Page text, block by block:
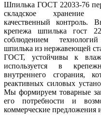
Шпилька ГОСТ 22033-76
складское хранение
качественный контроль.
крепежа шпилька гост
соблюдением
шпилька из нержавеющей
ГОСТ, устойчивы к
используется в
внутреннего сгорания,
реактивных силовых
Мы формируем товарные
его потребности и
коммерческие предложения